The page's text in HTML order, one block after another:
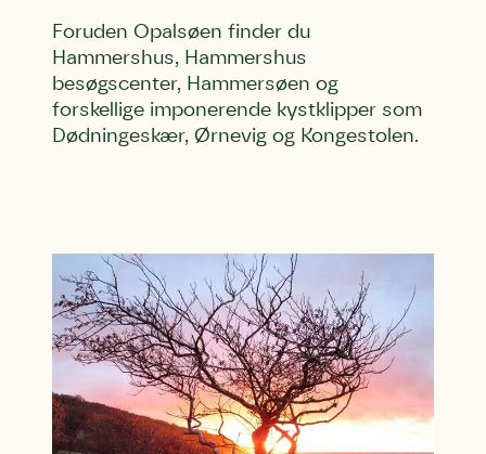
Foruden Opalsøen finder du
Hammershus, Hammershus
besøgscenter, Hammersøen og
forskellige imponerende kystklipper som
Dødningeskær, Ørnevig og Kongestolen.